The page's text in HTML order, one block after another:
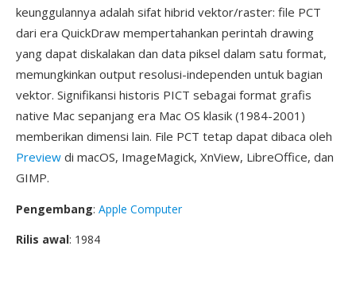
keunggulannya adalah sifat hibrid vektor/raster: file PCT
dari era QuickDraw mempertahankan perintah drawing
yang dapat diskalakan dan data piksel dalam satu format,
memungkinkan output resolusi-independen untuk bagian
vektor. Signifikansi historis PICT sebagai format grafis
native Mac sepanjang era Mac OS klasik (1984-2001)
memberikan dimensi lain. File PCT tetap dapat dibaca oleh
Preview di macOS, ImageMagick, XnView, LibreOffice, dan
GIMP.
Pengembang: Apple Computer
Rilis awal: 1984